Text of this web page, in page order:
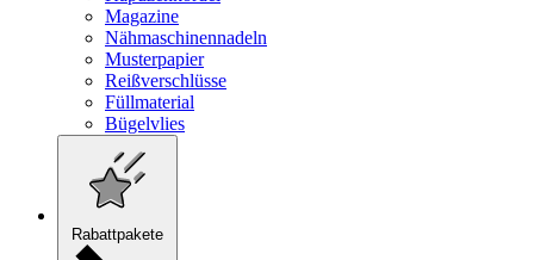
Magazine
Nähmaschinennadeln
Musterpapier
Reißverschlüsse
Füllmaterial
Bügelvlies
Rabattpakete